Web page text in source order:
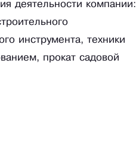
деятельности компании:
инструмента, техники
прокат садовой